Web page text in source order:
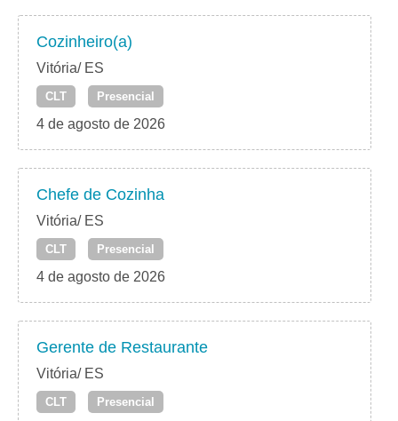
Cozinheiro(a)
Vitória/ ES
CLT Presencial
4 de agosto de 2026
Chefe de Cozinha
Vitória/ ES
CLT Presencial
4 de agosto de 2026
Gerente de Restaurante
Vitória/ ES
CLT Presencial